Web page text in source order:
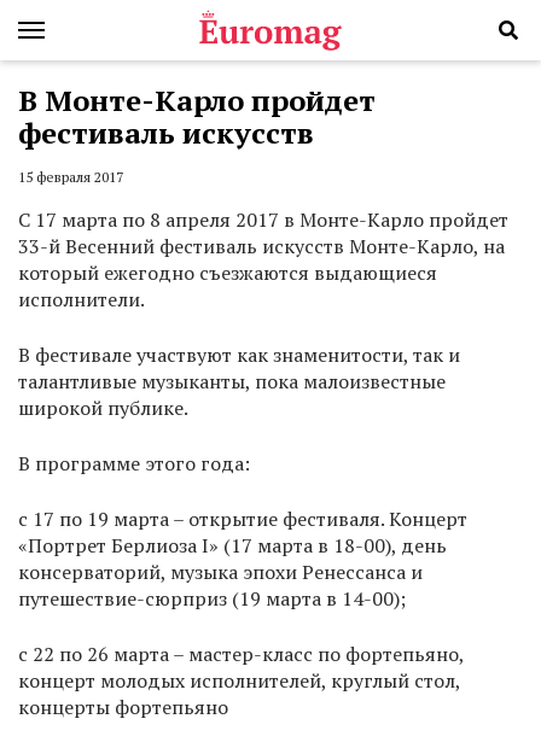
В Монте-Карло пройдет
фестиваль искусств
15 февраля 2017
С 17 марта по 8 апреля 2017 в Монте-Карло пройдет
33-й Весенний фестиваль искусств Монте-Карло, на
который ежегодно съезжаются выдающиеся
исполнители.
В фестивале участвуют как знаменитости, так и
талантливые музыканты, пока малоизвестные
широкой публике.
В программе этого года:
с 17 по 19 марта – открытие фестиваля. Концерт
«Портрет Берлиоза I» (17 марта в 18-00), день
консерваторий, музыка эпохи Ренессанса и
путешествие-сюрприз (19 марта в 14-00);
с 22 по 26 марта – мастер-класс по фортепьяно,
концерт молодых исполнителей, круглый стол,
концерты фортепьяно